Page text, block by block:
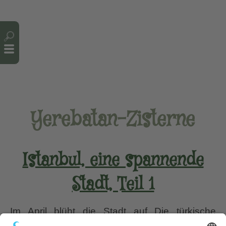
Yerebatan-Zisterne
Istanbul, eine spannende
Stadt, Teil 1
Im April blüht die Stadt auf Die türkische
Großstadt kenne ich fast so gut, wie meine